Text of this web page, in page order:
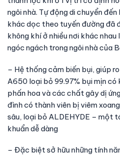
ngôi nhà. Tự động di chuyển
khác dọc theo tuyến đường đã
không khí ở nhiều nơi khác
ngóc ngách trong ngôi nhà của
– Hệ thống cảm biến bụi, giúp
A650 loại bỏ 99.97% bụi mịn
phấn hoa và các chất gây dị
đình có thành viên bị viêm
sâu, loại bỏ ALDEHYDE – một
khuẩn dễ dàng
– Đặc biệt sở hữu những tính